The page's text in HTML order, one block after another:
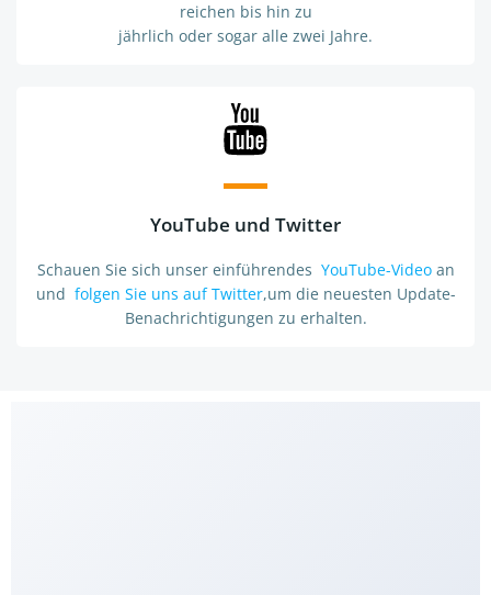
reichen bis hin zu
jährlich oder sogar alle zwei Jahre.
YouTube und Twitter
Schauen Sie sich unser einführendes YouTube-Videoan
und folgen Sie uns auf Twitter,um die neuesten Update-
Benachrichtigungen zu erhalten.